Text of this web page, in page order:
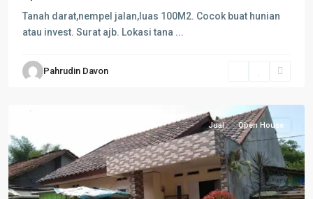
Tanah darat,nempel jalan,luas 100M2. Cocok buat hunian
atau invest. Surat ajb. Lokasi tana ...
Pahrudin Davon
Jual Open House